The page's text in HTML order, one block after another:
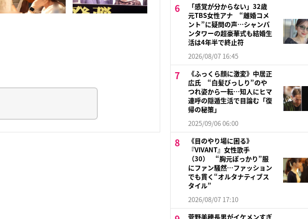
「感覚が分からない」32歳
元TBS女性アナ “離婚コメ
ント”に疑問の声…シャンパ
ンタワーの超豪華式も結婚生
活は4年半で終止符
2026/08/07 16:45
《ふっくら顔に激変》中居正
広氏 “白髪びっしり”のや
つれ姿から一転…知人にヒマ
連呼の隠遁生活で目論む「復
帰の秘策」
2025/09/06 06:00
《目のやり場に困る》
『VIVANT』女性歌手
（30） “胸元ぽっかり”服
にファン騒然…ファッション
でも貫く“オルタナティブス
タイル”
2026/08/07 17:10
菅野美穂長男がイケメンすぎ